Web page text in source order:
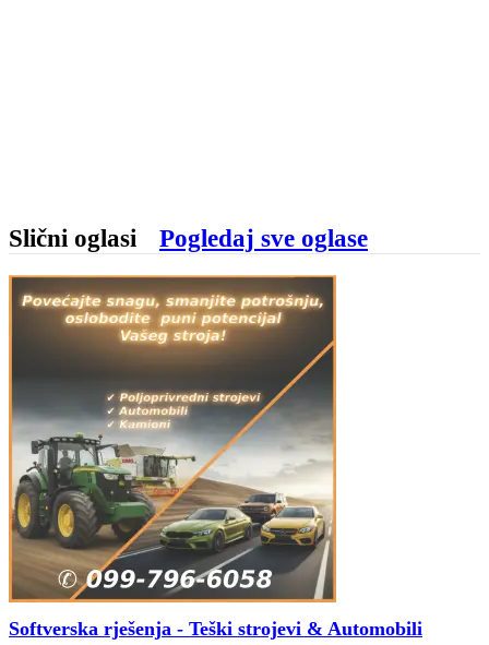
Slični oglasi Pogledaj sve oglase
Softverska rješenja - Teški strojevi & Automobili